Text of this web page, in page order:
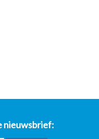
nieuwsbrief: